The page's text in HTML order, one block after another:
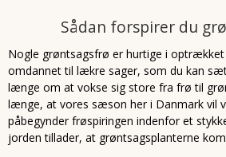
Sådan forspirer du
Nogle grøntsagsfrø er hurtige i
omdannet til lækre sager, som du kan
længe om at vokse sig store fra frø til
længe, at vores sæson her i Danmark vil
påbegynder frøspiringen indenfor et
jorden tillader, at grøntsagsplanterne